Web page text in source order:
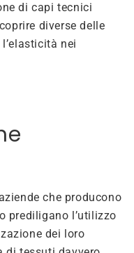
di capi tecnici
diverse delle
nei
che producono
prediligano l’utilizzo
dei loro